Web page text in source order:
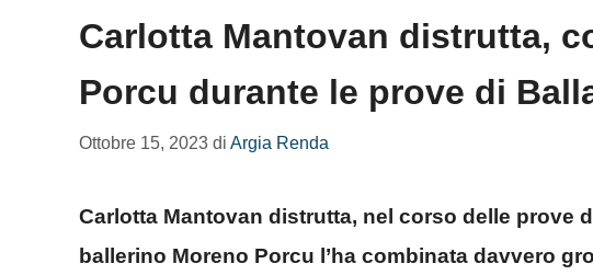
Carlotta Mantovan distrutta,
Porcu durante le prove di
Ottobre 15, 2023 di Argia Renda
Carlotta Mantovan distrutta, nel corso delle prove
ballerino Moreno Porcu l’ha combinata davvero